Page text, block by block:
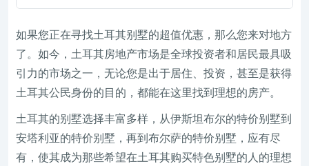
如果您正在寻找土耳其别墅的超值优惠，那么您来对地方
了。如今，土耳其房地产市场是全球投资者和居民最具吸
引力的市场之一，无论您是出于居住、投资，甚至是获得
土耳其公民身份的目的，都能在这里找到理想的房产。
土耳其的别墅选择丰富多样，从伊斯坦布尔的特价别墅到
安塔利亚的特价别墅，再到布尔萨的特价别墅，应有尽
有，使其成为那些希望在土耳其购买特色别墅的人的理想